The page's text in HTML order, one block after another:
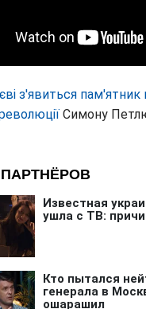
з'явиться
Симону